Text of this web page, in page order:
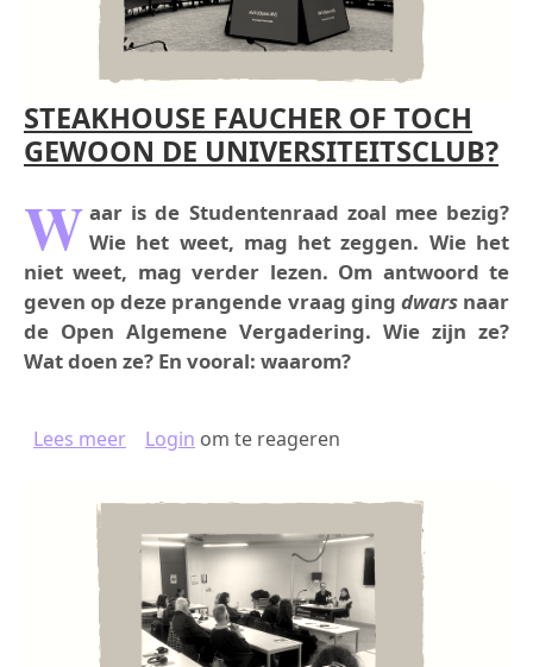
STEAKHOUSE FAUCHER OF TOCH
GEWOON DE UNIVERSITEITSCLUB?
W aar is de Studentenraad zoal mee bezig?
Wie het weet, mag het zeggen. Wie het
niet weet, mag verder lezen. Om antwoord te
geven op deze prangende vraag ging dwarsnaar
de Open Algemene Vergadering. Wie zijn ze?
Wat doen ze? En vooral: waarom?
Lees meerover STEAKHOUSE FAUCHER OF TOCH
Login om te reageren